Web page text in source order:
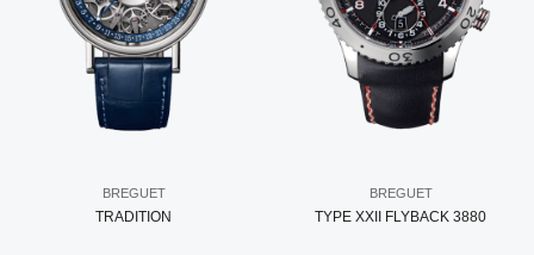
BREGUET
TRADITION
BREGUET
TYPE XXII FLYBACK 3880